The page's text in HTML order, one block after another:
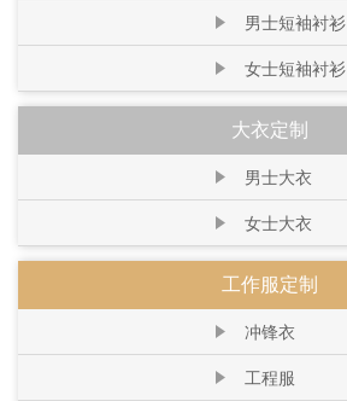
男士短袖衬衫
女士短袖衬衫
大衣定制
男士大衣
女士大衣
工作服定制
冲锋衣
工程服